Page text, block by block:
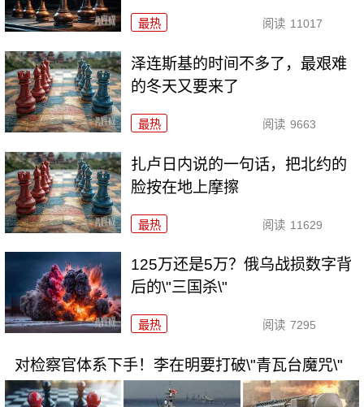
最热 阅读 11017
泽连斯基的时间不多了，最艰难
的冬天又要来了
最热 阅读 9663
扎卢日内说的一句话，把北约的
脸按在地上摩擦
最热 阅读 11629
125万还是5万？俄乌战损数字背
后的\"三国杀\"
最热 阅读 7295
对检察官体系下手！李在明要打破\"青瓦台魔咒\"